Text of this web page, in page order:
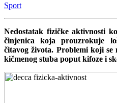
Sport
Nedostatak fizičke aktivnosti
činjenica koja prouzrokuje
čitavog života. Problemi koji
kičmenog stuba poput kifoze i